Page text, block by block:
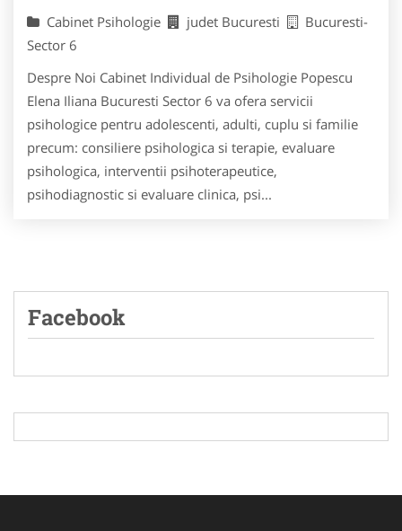
Cabinet Psihologie judet Bucuresti
Bucuresti-
Sector 6
Despre Noi Cabinet Individual de Psihologie Popescu
Elena Iliana Bucuresti Sector 6 va ofera servicii
psihologice pentru adolescenti, adulti, cuplu si familie
precum: consiliere psihologica si terapie, evaluare
psihologica, interventii psihoterapeutice,
psihodiagnostic si evaluare clinica, psi...
Facebook